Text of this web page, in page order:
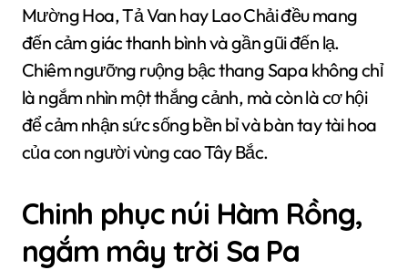
Mường Hoa, Tả Van hay Lao Chải đều mang
đến cảm giác thanh bình và gần gũi đến lạ.
Chiêm ngưỡng ruộng bậc thang Sapa không chỉ
là ngắm nhìn một thắng cảnh, mà còn là cơ hội
để cảm nhận sức sống bền bỉ và bàn tay tài hoa
của con người vùng cao Tây Bắc.
Chinh phục núi Hàm Rồng,
ngắm mây trời Sa Pa